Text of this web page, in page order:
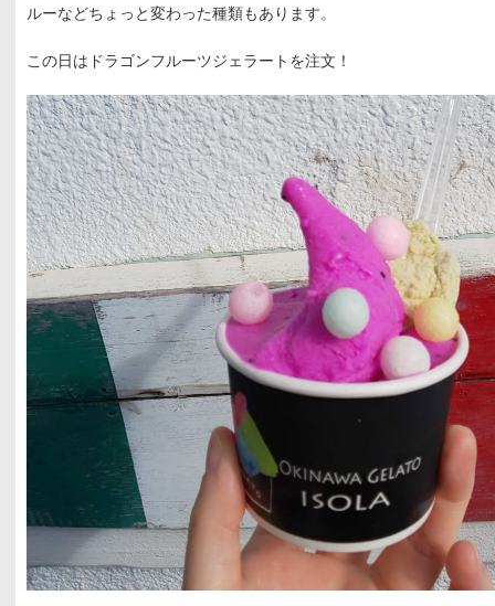
ルーなどちょっと変わった種類もあります。
この日はドラゴンフルーツジェラートを注文！